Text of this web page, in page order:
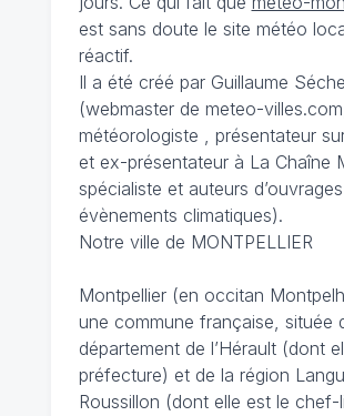
est sans doute le site météo
réactif.
Il a été créé par Guillaume
(webmaster de meteo-
météorologiste , présentateur
et ex-présentateur à La Chaîne
spécialiste et auteurs
évènements climatiques).
Notre ville de MONTPELLIER
Montpellier (en occitan
une commune française, située
département de l’Hérault (dont
préfecture) et de la région
Roussillon (dont elle est le chef-